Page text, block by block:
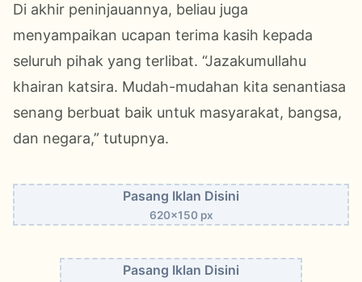
Di akhir peninjauannya, beliau juga
menyampaikan ucapan terima kasih kepada
seluruh pihak yang terlibat. “Jazakumullahu
khairan katsira. Mudah-mudahan kita senantiasa
senang berbuat baik untuk masyarakat, bangsa,
dan negara,” tutupnya.
Pasang Iklan Disini
620x150 px
Pasang Iklan Disini